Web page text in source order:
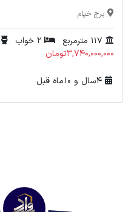
برج خیام
3,740,000,000تومان
4 سال و 10 ماه قبل